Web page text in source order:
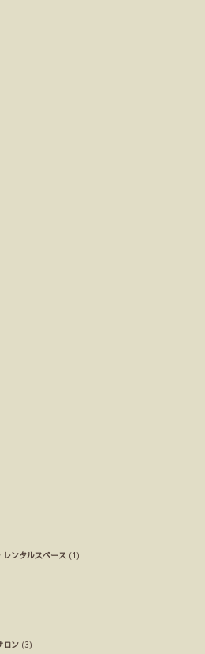
ンタルスペース (1)
ロン (3)